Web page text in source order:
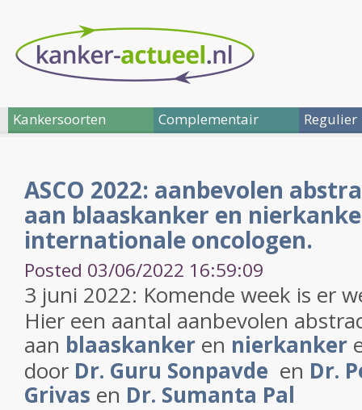
Kankersoorten Complementair Regulier
ASCO 2022: aanbevolen
aan blaaskanker en
internationale oncologen.
Posted 03/06/2022 16:59:09
3 juni 2022: Komende week is er
Hier een aantal aanbevolen
aan blaaskanker en nierkanker
door Dr. Guru Sonpavde en Dr.
Grivas en Dr. Sumanta Pal